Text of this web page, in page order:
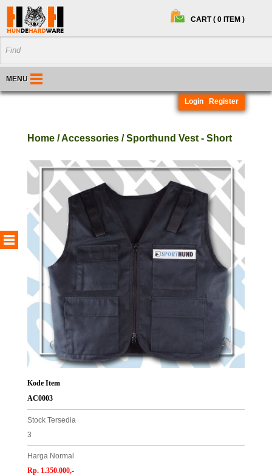
CART ( 0 ITEM )
Login Register
MENU
Home / Accessories / Sporthund Vest - Short
Kode Item
AC0003
Stock Tersedia
3
Harga Normal
Rp. 1.350.000,-